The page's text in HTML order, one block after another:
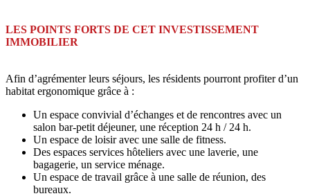
LES POINTS FORTS DE CET INVESTISSEMENT
IMMOBILIER
Afin d’agrémenter leurs séjours, les résidents pourront profiter d’un
habitat ergonomique grâce à :
Un espace convivial d’échanges et de rencontres avec un
salon bar-petit déjeuner, une réception 24 h / 24 h.
Un espace de loisir avec une salle de fitness.
Des espaces services hôteliers avec une laverie, une
bagagerie, un service ménage.
Un espace de travail grâce à une salle de réunion, des
bureaux.